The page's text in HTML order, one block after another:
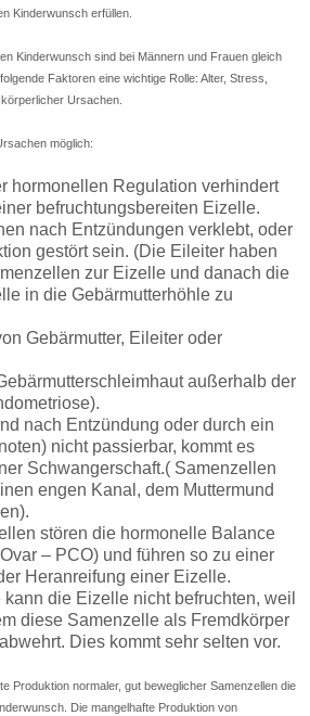
Kinderwunsch erfüllen.
Kinderwunsch sind bei Männern und Frauen gleich
Faktoren eine wichtige Rolle: Alter, Stress,
Ursachen.
möglich:
hormonellen Regulation verhindert
befruchtungsbereiten Eizelle.
nach Entzündungen verklebt, oder
gestört sein. (Die Eileiter haben
zur Eizelle und danach die
in die Gebärmutterhöhle zu
Gebärmutter, Eileiter oder
außerhalb der
nach Entzündung oder durch ein
nicht passierbar, kommt es
Schwangerschaft.( Samenzellen
engen Kanal, dem Muttermund
stören die hormonelle Balance
– PCO) und führen so zu einer
Heranreifung einer Eizelle.
die Eizelle nicht befruchten, weil
diese Samenzelle als Fremdkörper
Dies kommt sehr selten vor.
Produktion normaler, gut beweglicher Samenzellen die
Die mangelhafte Produktion von